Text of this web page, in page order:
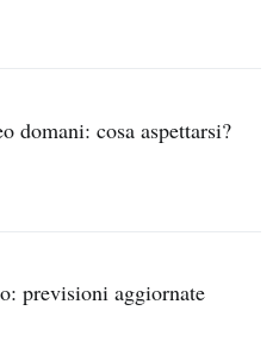
domani: cosa aspettarsi?
previsioni aggiornate